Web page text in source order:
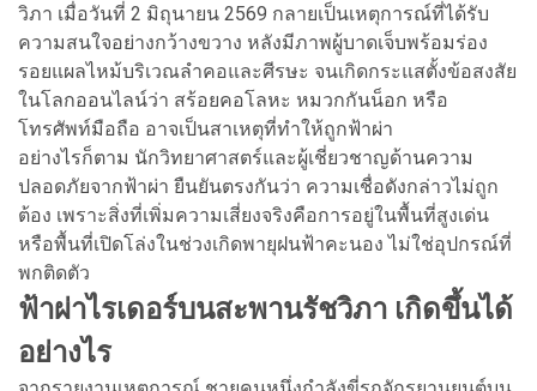
วิภา เมื่อวันที่ 2 มิถุนายน 2569 กลายเป็นเหตุการณ์ที่ได้รับ
ความสนใจอย่างกว้างขวาง หลังมีภาพผู้บาดเจ็บพร้อมร่อง
รอยแผลไหม้บริเวณลำคอและศีรษะ จนเกิดกระแสตั้งข้อสงสัย
ในโลกออนไลน์ว่า สร้อยคอโลหะ หมวกกันน็อก หรือ
โทรศัพท์มือถือ อาจเป็นสาเหตุที่ทำให้ถูกฟ้าผ่า
อย่างไรก็ตาม นักวิทยาศาสตร์และผู้เชี่ยวชาญด้านความ
ปลอดภัยจากฟ้าผ่า ยืนยันตรงกันว่า ความเชื่อดังกล่าวไม่ถูก
ต้อง เพราะสิ่งที่เพิ่มความเสี่ยงจริงคือการอยู่ในพื้นที่สูงเด่น
หรือพื้นที่เปิดโล่งในช่วงเกิดพายุฝนฟ้าคะนอง ไม่ใช่อุปกรณ์ที่
พกติดตัว
ฟ้าผ่าไรเดอร์บนสะพานรัชวิภา เกิดขึ้นได้
อย่างไร